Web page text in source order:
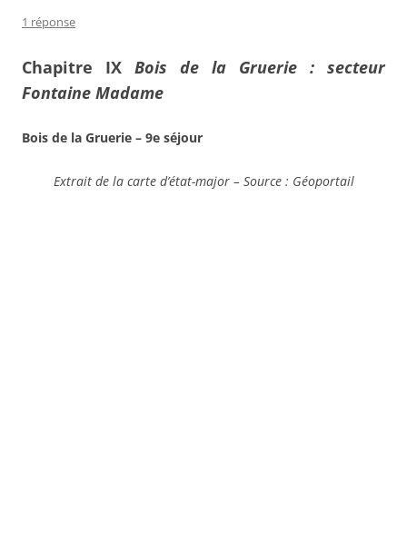
1 réponse
Chapitre IX Bois de la Gruerie : secteur
Fontaine Madame
Bois de la Gruerie – 9e séjour
Extrait de la carte d’état-major – Source : Géoportail